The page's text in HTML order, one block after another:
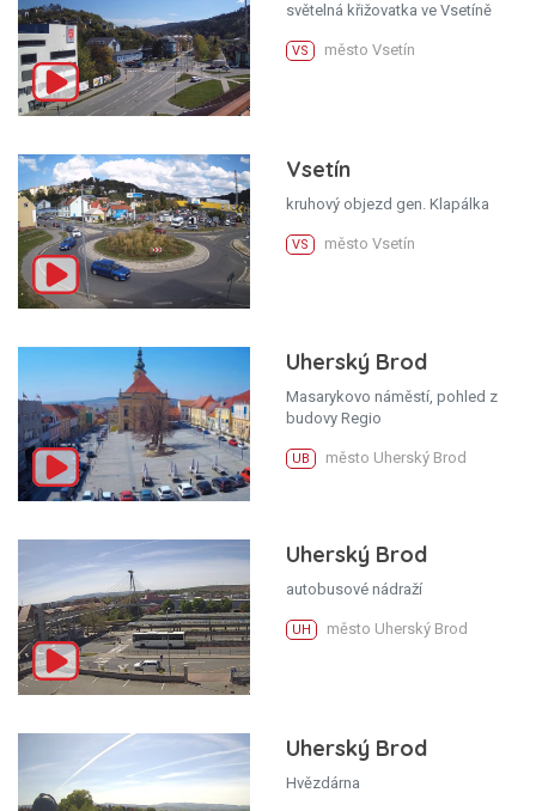
světelná křižovatka ve Vsetíně
VS město Vsetín
Vsetín
kruhový objezd gen. Klapálka
VS město Vsetín
Uherský Brod
Masarykovo náměstí, pohled z
budovy Regio
UB město Uherský Brod
Uherský Brod
autobusové nádraží
UH město Uherský Brod
Uherský Brod
Hvězdárna